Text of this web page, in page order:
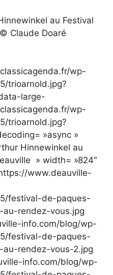
au Festival
Claude Doaré
wp-
trioarnold.jpg?
large-
wp-
trioarnold.jpg?
»async »
Hinnewinkel au
» width= »824″
www.deauville-
festival-de-paques-
rendez-vous.jpg
info.com/blog/wp-
festival-de-paques-
rendez-vous-2.jpg
info.com/blog/wp-